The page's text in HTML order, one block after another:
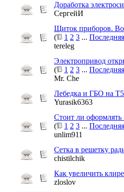
Доработка
СергейИ
Щиток приборов.
(
1 2 3 ...
tereleg
Электропривод
(
1 2 3 ...
Mr. Che
Лебедка и ГБО на
Yurasik6363
Стоит ли оформлять
(
1 2 3 ...
unlim911
Сетка в решетку
chistilchik
Как увеличить
zloslov